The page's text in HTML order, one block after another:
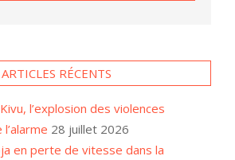
ARTICLES RÉCENTS
l’explosion des violences
28 juillet 2026
en perte de vitesse dans la